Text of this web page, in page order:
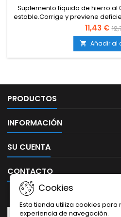
Suplemento líquido de hierro al
estable.Corrige y previene
jóvenes y adultas.Asegura la
fotosíntesis
condiciones de pH
de sustratos: tierra, coco e
11,43 €
 Añadir al
PRODUCTOS
INFORMACIÓN
SU CUENTA
CONTACTO
Cookies
Esta tienda utiliza cookies para
experiencia de navegación.